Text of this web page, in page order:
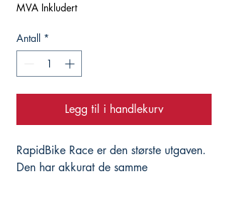
MVA Inkludert
Antall *
Legg til i handlekurv
RapidBike Race er den største utgaven.
Den har akkurat de samme